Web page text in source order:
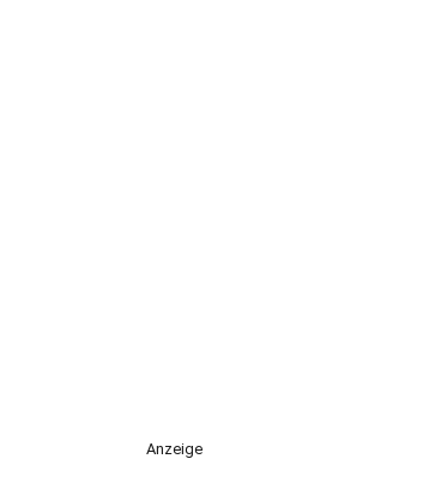
Anzeige